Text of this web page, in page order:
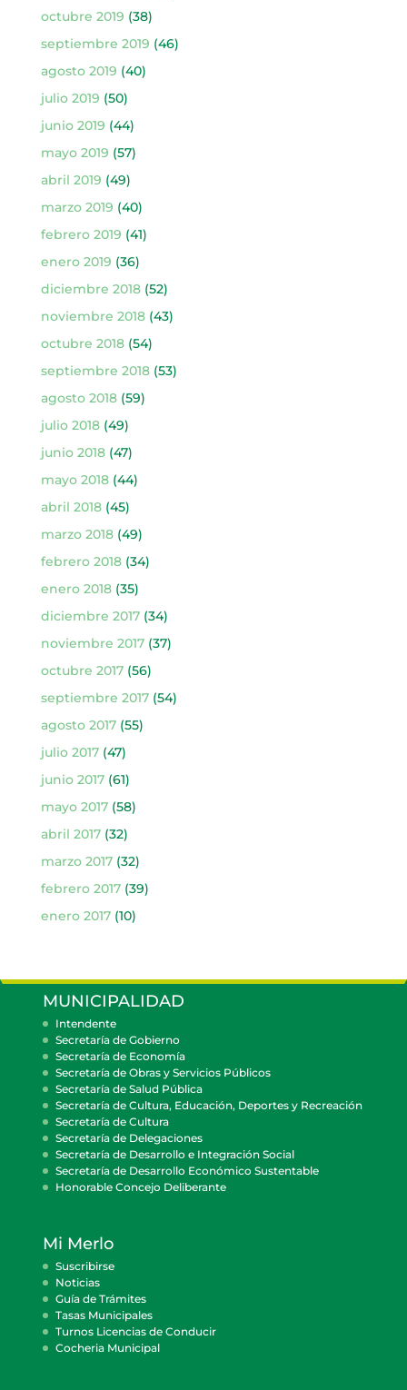
octubre 2019 (38)
septiembre 2019 (46)
agosto 2019 (40)
julio 2019 (50)
junio 2019 (44)
mayo 2019 (57)
abril 2019 (49)
marzo 2019 (40)
febrero 2019 (41)
enero 2019 (36)
diciembre 2018(52)
noviembre 2018(43)
octubre 2018(54)
septiembre 2018(53)
agosto 2018(59)
julio 2018(49)
junio 2018(47)
mayo 2018(44)
abril 2018(45)
marzo 2018(49)
febrero 2018(34)
enero 2018(35)
diciembre 2017(34)
noviembre 2017(37)
octubre 2017(56)
septiembre 2017(54)
agosto 2017(55)
julio 2017(47)
junio 2017(61)
mayo 2017(58)
abril 2017(32)
marzo 2017(32)
febrero 2017(39)
enero 2017(10)
MUNICIPALIDAD
Intendente
Secretaría de Gobierno
Secretaría de Economía
Secretaría de Obras y Servicios Públicos
Secretaría de Salud Pública
Secretaría de Cultura, Educación, Deportes y Recreación
Secretaría de Cultura
Secretaría de Delegaciones
Secretaría de Desarrollo e Integración Social
Secretaría de Desarrollo Económico Sustentable
Honorable Concejo Deliberante
Mi Merlo
Suscribirse
Noticias
Guía de Trámites
Tasas Municipales
Turnos Licencias de Conducir
Cocheria Municipal